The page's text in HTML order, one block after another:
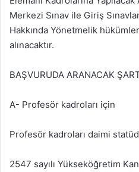
Merkezi Sınav ile Giriş
Hakkında Yönetmelik
alınacaktır.
BAŞVURUDA ARANACAK
A- Profesör kadroları için
Profesör kadroları daimi
2547 sayılı Yükseköğretim